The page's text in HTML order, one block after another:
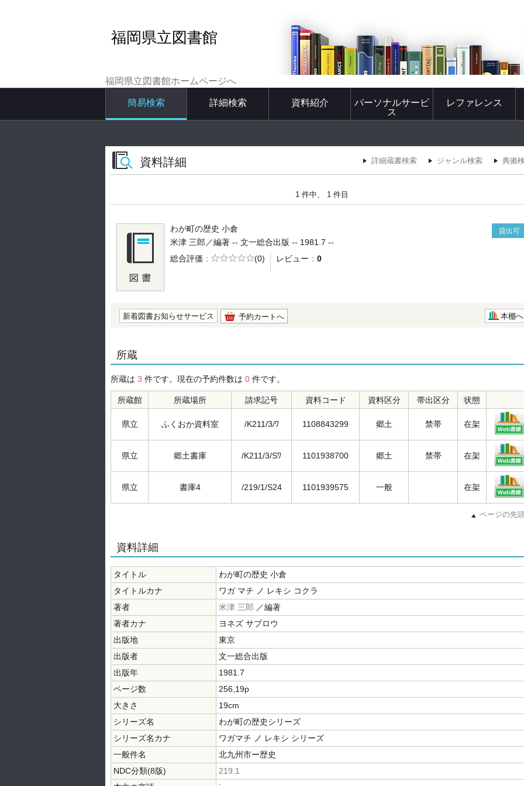
福岡県立図書館
福岡県立図書館ホームページへ
簡易検索 詳細検索 資料紹介
パーソナルサービ
ス
レファレンス
資料詳細 詳細蔵書検索 ジャンル検索 典拠
1 件中、 1 件目
わが町の歴史 小倉 貸出可
米津 三郎／編著 -- 文一総合出版 -- 1981.7 --
総合評価
5段階評価
(0) レビュー 0
新着図書お知らせサービス 予約カートへ 本棚へ
所蔵
所蔵は 3 件です。現在の予約件数は 0 件です。
所蔵館 所蔵場所 請求記号 資料コード 資料区分 帯出区分 状態
県立 ふくおか資料室 /K211/3/ﾜ 1108843299 郷土 禁帯 在架
県立 郷土書庫 /K211/3/Sﾜ 1101938700 郷土 禁帯 在架
県立 書庫4 /219/1/S24 1101939575 一般 在架
ページの先
資料詳細
タイトル
わが町の歴史 小倉
タイトルカナ
ワガ マチ ノ レキシ コクラ
著者
米津 三郎 ／編著
著者カナ
ヨネズ サブロウ
出版地
東京
出版者
文一総合出版
出版年
1981.7
ページ数
256,19p
大きさ
19cm
シリーズ名
わが町の歴史シリーズ
シリーズ名カナ
ワガマチ ノ レキシ シリーズ
一般件名
北九州市ー歴史
NDC分類(8版)
219.1